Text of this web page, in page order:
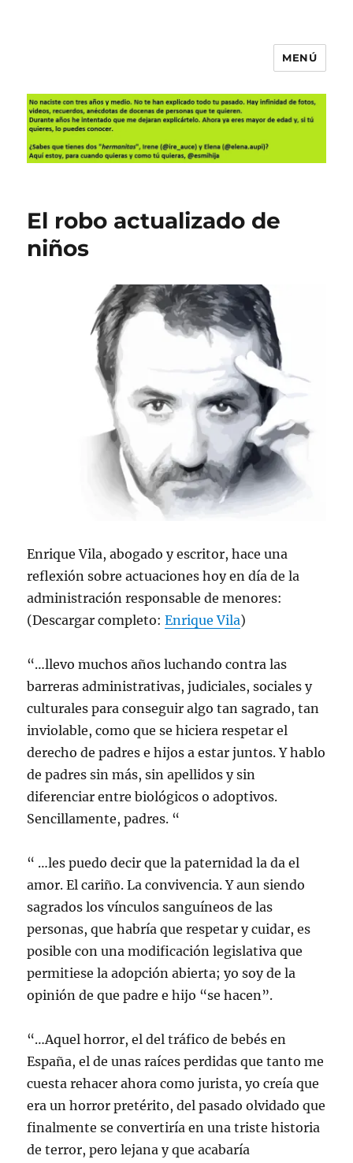
MENÚ
El robo actualizado de
niños
Enrique Vila, abogado y escritor, hace una
reflexión sobre actuaciones hoy en día de la
administración responsable de menores:
(Descargar completo:Enrique Vila)
“…llevo muchos años luchando contra las
barreras administrativas, judiciales, sociales y
culturales para conseguir algo tan sagrado, tan
inviolable, como que se hiciera respetar el
derecho de padres e hijos a estar juntos. Y hablo
de padres sin más, sin apellidos y sin
diferenciar entre biológicos o adoptivos.
Sencillamente, padres. “
“ …les puedo decir que la paternidad la da el
amor. El cariño. La convivencia. Y aun siendo
sagrados los vínculos sanguíneos de las
personas, que habría que respetar y cuidar, es
posible con una modificación legislativa que
permitiese la adopción abierta; yo soy de la
opinión de que padre e hijo “se hacen”.
“…Aquel horror, el del tráfico de bebés en
España, el de unas raíces perdidas que tanto me
cuesta rehacer ahora como jurista, yo creía que
era un horror pretérito, del pasado olvidado que
finalmente se convertiría en una triste historia
de terror, pero lejana y que acabaría